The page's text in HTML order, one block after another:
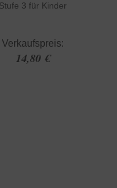
Stufe 3 für Kinder
Verkaufspreis:
14,80 €